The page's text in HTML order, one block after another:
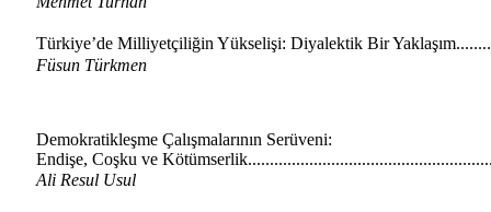
Türkiye’de Milliyetçiliğin Yükselişi: Diyalektik Bir
Füsun Türkmen
Demokratikleşme Çalışmalarının Serüveni:
Endişe, Coşku ve
Ali Resul Usul